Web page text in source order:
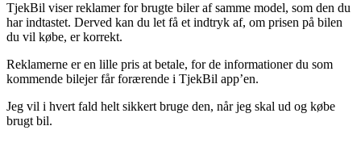
TjekBil viser reklamer for brugte biler af samme model, som den du
har indtastet. Derved kan du let få et indtryk af, om prisen på bilen
du vil købe, er korrekt.
Reklamerne er en lille pris at betale, for de informationer du som
kommende bilejer får forærende i TjekBil app’en.
Jeg vil i hvert fald helt sikkert bruge den, når jeg skal ud og købe
brugt bil.